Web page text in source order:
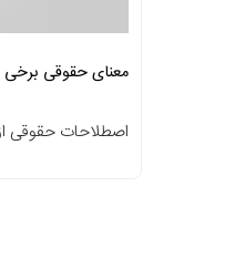
معنای حقوقی برخی
اصطلاحات حقوقی